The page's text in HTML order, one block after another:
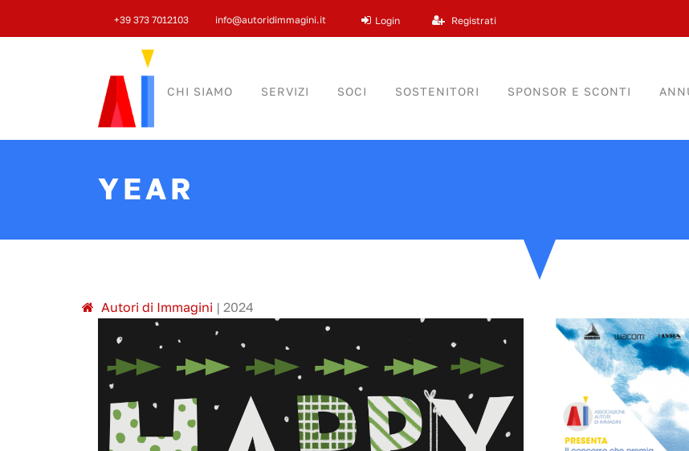
+39 373 7012103 info@autoridimmagini.it Login Registrati
CHI SIAMO SERVIZI SOCI SOSTENITORI SPONSOR E SCONTI
YEAR
Autori di Immagini | 2024